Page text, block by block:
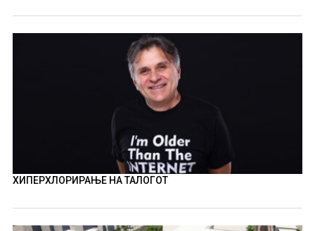
ХИПЕРХЛОРИРАЊЕ НА ТАЛОГОТ